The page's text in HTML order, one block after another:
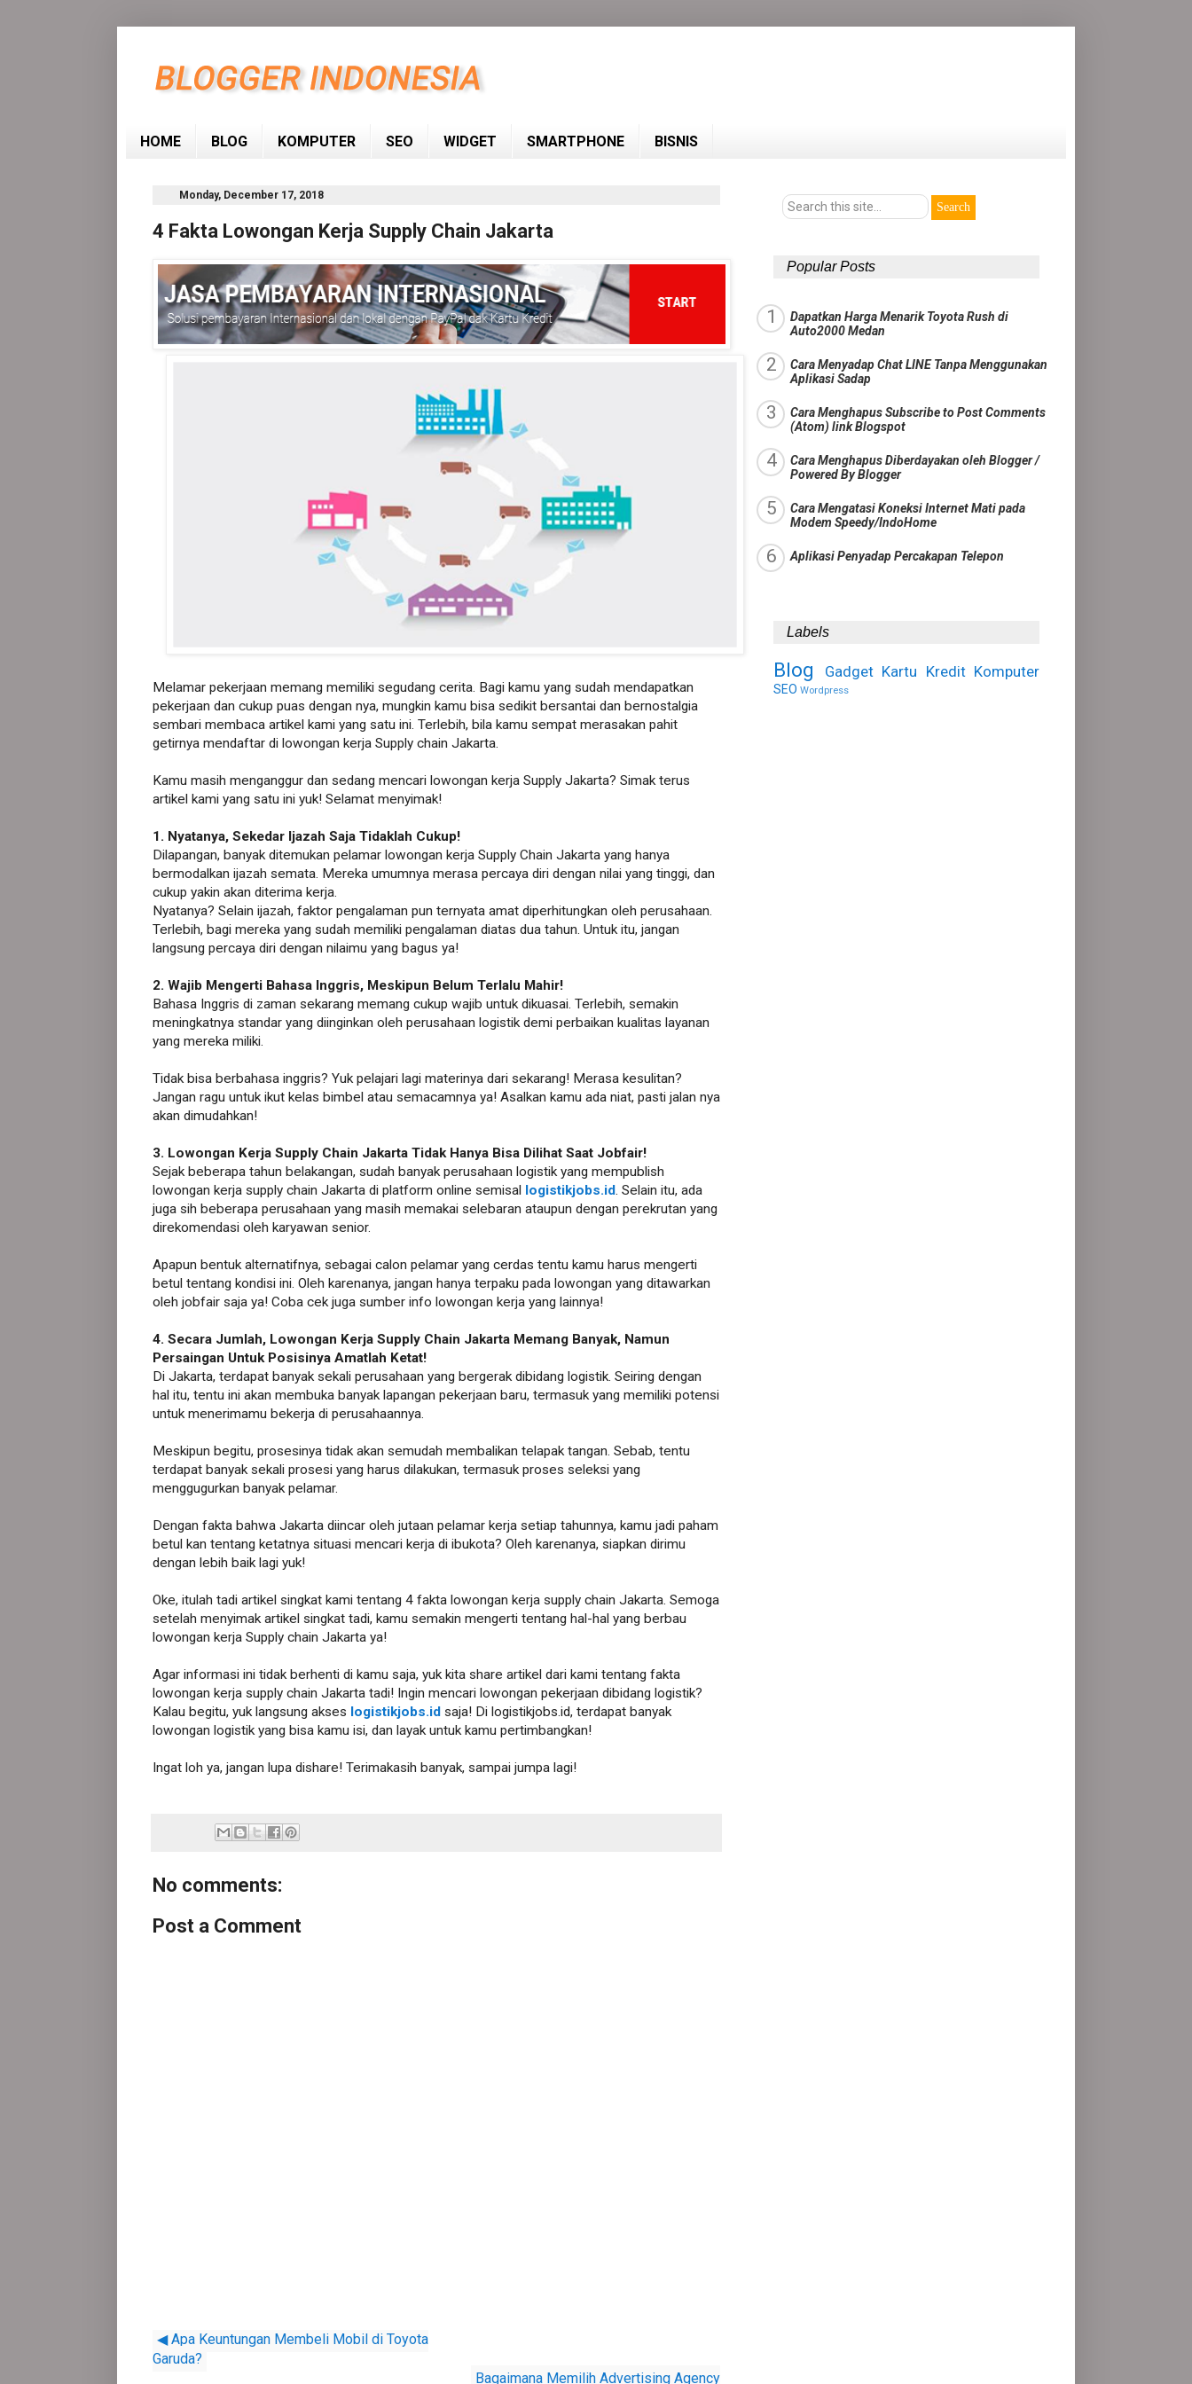
HOME BLOG KOMPUTER SEO WIDGET SMARTPHONE BISNIS
Monday, December 17, 2018
4 Fakta Lowongan Kerja Supply Chain Jakarta
Melamar pekerjaan memang memiliki segudang cerita. Bagi kamu yang sudah mendapatkan
pekerjaan dan cukup puas dengan nya, mungkin kamu bisa sedikit bersantai dan bernostalgia
sembari membaca artikel kami yang satu ini. Terlebih, bila kamu sempat merasakan pahit
getirnya mendaftar di lowongan kerja Supply chain Jakarta.
Kamu masih menganggur dan sedang mencari lowongan kerja Supply Jakarta? Simak terus
artikel kami yang satu ini yuk! Selamat menyimak!
1. Nyatanya, Sekedar Ijazah Saja Tidaklah Cukup!
Dilapangan, banyak ditemukan pelamar lowongan kerja Supply Chain Jakarta yang hanya
bermodalkan ijazah semata. Mereka umumnya merasa percaya diri dengan nilai yang tinggi, dan
cukup yakin akan diterima kerja.
Nyatanya? Selain ijazah, faktor pengalaman pun ternyata amat diperhitungkan oleh perusahaan.
Terlebih, bagi mereka yang sudah memiliki pengalaman diatas dua tahun. Untuk itu, jangan
langsung percaya diri dengan nilaimu yang bagus ya!
2. Wajib Mengerti Bahasa Inggris, Meskipun Belum Terlalu Mahir!
Bahasa Inggris di zaman sekarang memang cukup wajib untuk dikuasai. Terlebih, semakin
meningkatnya standar yang diinginkan oleh perusahaan logistik demi perbaikan kualitas layanan
yang mereka miliki.
Tidak bisa berbahasa inggris? Yuk pelajari lagi materinya dari sekarang! Merasa kesulitan?
Jangan ragu untuk ikut kelas bimbel atau semacamnya ya! Asalkan kamu ada niat, pasti jalan nya
akan dimudahkan!
3. Lowongan Kerja Supply Chain Jakarta Tidak Hanya Bisa Dilihat Saat Jobfair!
Sejak beberapa tahun belakangan, sudah banyak perusahaan logistik yang mempublish
lowongan kerja supply chain Jakarta di platform online semisal logistikjobs.id . Selain itu, ada
juga sih beberapa perusahaan yang masih memakai selebaran ataupun dengan perekrutan yang
direkomendasi oleh karyawan senior.
Apapun bentuk alternatifnya, sebagai calon pelamar yang cerdas tentu kamu harus mengerti
betul tentang kondisi ini. Oleh karenanya, jangan hanya terpaku pada lowongan yang ditawarkan
oleh jobfair saja ya! Coba cek juga sumber info lowongan kerja yang lainnya!
4. Secara Jumlah, Lowongan Kerja Supply Chain Jakarta Memang Banyak, Namun
Persaingan Untuk Posisinya Amatlah Ketat!
Di Jakarta, terdapat banyak sekali perusahaan yang bergerak dibidang logistik. Seiring dengan
hal itu, tentu ini akan membuka banyak lapangan pekerjaan baru, termasuk yang memiliki potensi
untuk menerimamu bekerja di perusahaannya.
Meskipun begitu, prosesinya tidak akan semudah membalikan telapak tangan. Sebab, tentu
terdapat banyak sekali prosesi yang harus dilakukan, termasuk proses seleksi yang
menggugurkan banyak pelamar.
Dengan fakta bahwa Jakarta diincar oleh jutaan pelamar kerja setiap tahunnya, kamu jadi paham
betul kan tentang ketatnya situasi mencari kerja di ibukota? Oleh karenanya, siapkan dirimu
dengan lebih baik lagi yuk!
Oke, itulah tadi artikel singkat kami tentang 4 fakta lowongan kerja supply chain Jakarta. Semoga
setelah menyimak artikel singkat tadi, kamu semakin mengerti tentang hal-hal yang berbau
lowongan kerja Supply chain Jakarta ya!
Agar informasi ini tidak berhenti di kamu saja, yuk kita share artikel dari kami tentang fakta
lowongan kerja supply chain Jakarta tadi! Ingin mencari lowongan pekerjaan dibidang logistik?
Kalau begitu, yuk langsung akses logistikjobs.id saja! Di logistikjobs.id, terdapat banyak
lowongan logistik yang bisa kamu isi, dan layak untuk kamu pertimbangkan!
Ingat loh ya, jangan lupa dishare! Terimakasih banyak, sampai jumpa lagi!
No comments:
Post a Comment
◀ Apa Keuntungan Membeli Mobil di Toyota
Garuda?
Bagaimana Memilih Advertising Agency
Popular Posts
Dapatkan Harga Menarik Toyota Rush di
Auto2000 Medan
Cara Menyadap Chat LINE Tanpa Menggunakan
Aplikasi Sadap
Cara Menghapus Subscribe to Post Comments
(Atom) link Blogspot
Cara Menghapus Diberdayakan oleh Blogger /
Powered By Blogger
Cara Mengatasi Koneksi Internet Mati pada
Modem Speedy/IndoHome
Aplikasi Penyadap Percakapan Telepon
Labels
Blog Gadget Kartu Kredit Komputer
SEO Wordpress